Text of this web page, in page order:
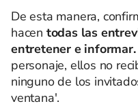
De esta manera,
hacen todas las
entretener e
personaje, ellos no
ninguno de los
ventana'.